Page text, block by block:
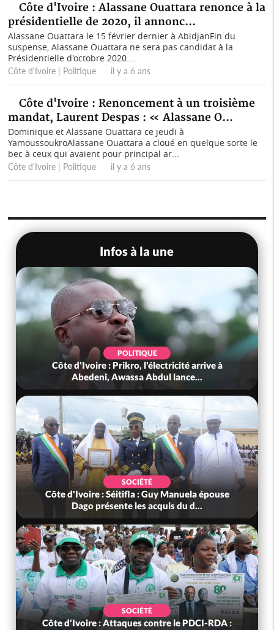
Côte d'Ivoire : Alassane Ouattara renonce à la
présidentielle de 2020, il annonc...
Alassane Ouattara le 15 février dernier à AbidjanFin du
suspense, Alassane Ouattara ne sera pas candidat à la
Présidentielle d'octobre 2020....
Côte d'Ivoire | Politique il y a 6 ans
Côte d'Ivoire : Renoncement à un troisième
mandat, Laurent Despas : « Alassane O...
Dominique et Alassane Ouattara ce jeudi à
YamoussoukroAlassane Ouattara a cloué en quelque sorte le
bec à ceux qui avaient pour principal ar...
Côte d'Ivoire | Politique il y a 6 ans
Infos à la une
SOCIÉTÉ
Cameroun : la Gendarmerie démantèle un
réseau d'usurpation de titre militai...
SOCIÉTÉ
Côte d'Ivoire : Aucun report de la Rentrée
Scolaire 2026-2027, la date deme...
SOCIÉTÉ
Côte d'Ivoire : Bangolo, un buffle sème la peur